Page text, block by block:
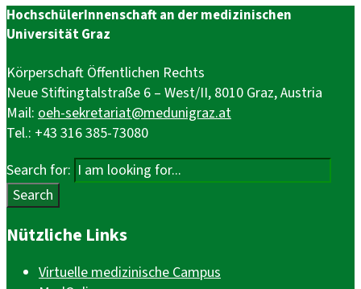
HochschülerInnenschaft an der medizinischen
Universität Graz
Körperschaft Öffentlichen Rechts
Neue Stiftingtalstraße 6 – West/II, 8010 Graz, Austria
Mail: oeh-sekretariat@medunigraz.at
Tel.: +43 316 385-73080
Search for:
Search
Nützliche Links
Virtuelle medizinische Campus